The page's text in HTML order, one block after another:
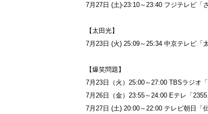
7月27日 (土)⋅23:10～23:40 フジテレビ「
【太田光】
7月23日 (火) 25:09～25:34 中京テレビ「
【爆笑問題】
7月23日（火）25:00～27:00 TBSラジオ
7月26日（金）23:55～24:00 Eテレ「2355
7月27日 (土) 20:00～22:00 テレビ朝日「